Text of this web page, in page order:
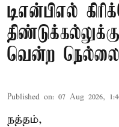
டிஎன்பிஎல்
வென்ற நெல்லை
Published on: 07 Aug 2026,
நத்தம்,